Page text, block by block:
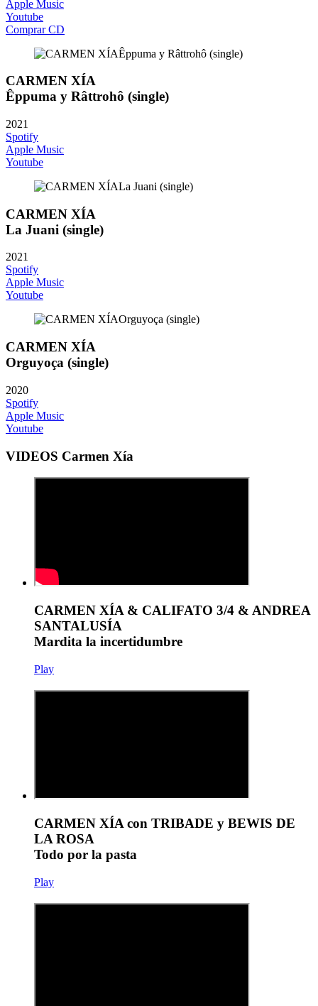
Apple Music
Youtube
Comprar CD
CARMEN XÍA
Êppuma y Râttrohô (single)
2021
Spotify
Apple Music
Youtube
CARMEN XÍA
La Juani (single)
2021
Spotify
Apple Music
Youtube
CARMEN XÍA
Orguyoça (single)
2020
Spotify
Apple Music
Youtube
VIDEOS Carmen Xía
CARMEN XÍA & CALIFATO 3/4 & ANDREA
SANTALUSÍA
Mardita la incertidumbre
Play
CARMEN XÍA con TRIBADE y BEWIS DE
LA ROSA
Todo por la pasta
Play